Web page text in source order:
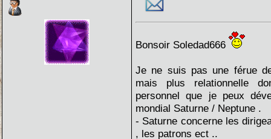
Bonsoir Soledad666
Je ne suis pas une férue
mais plus relationnelle
personnel que je peux
mondial Saturne / Neptune .
- Saturne concerne les
, les patrons ect ..